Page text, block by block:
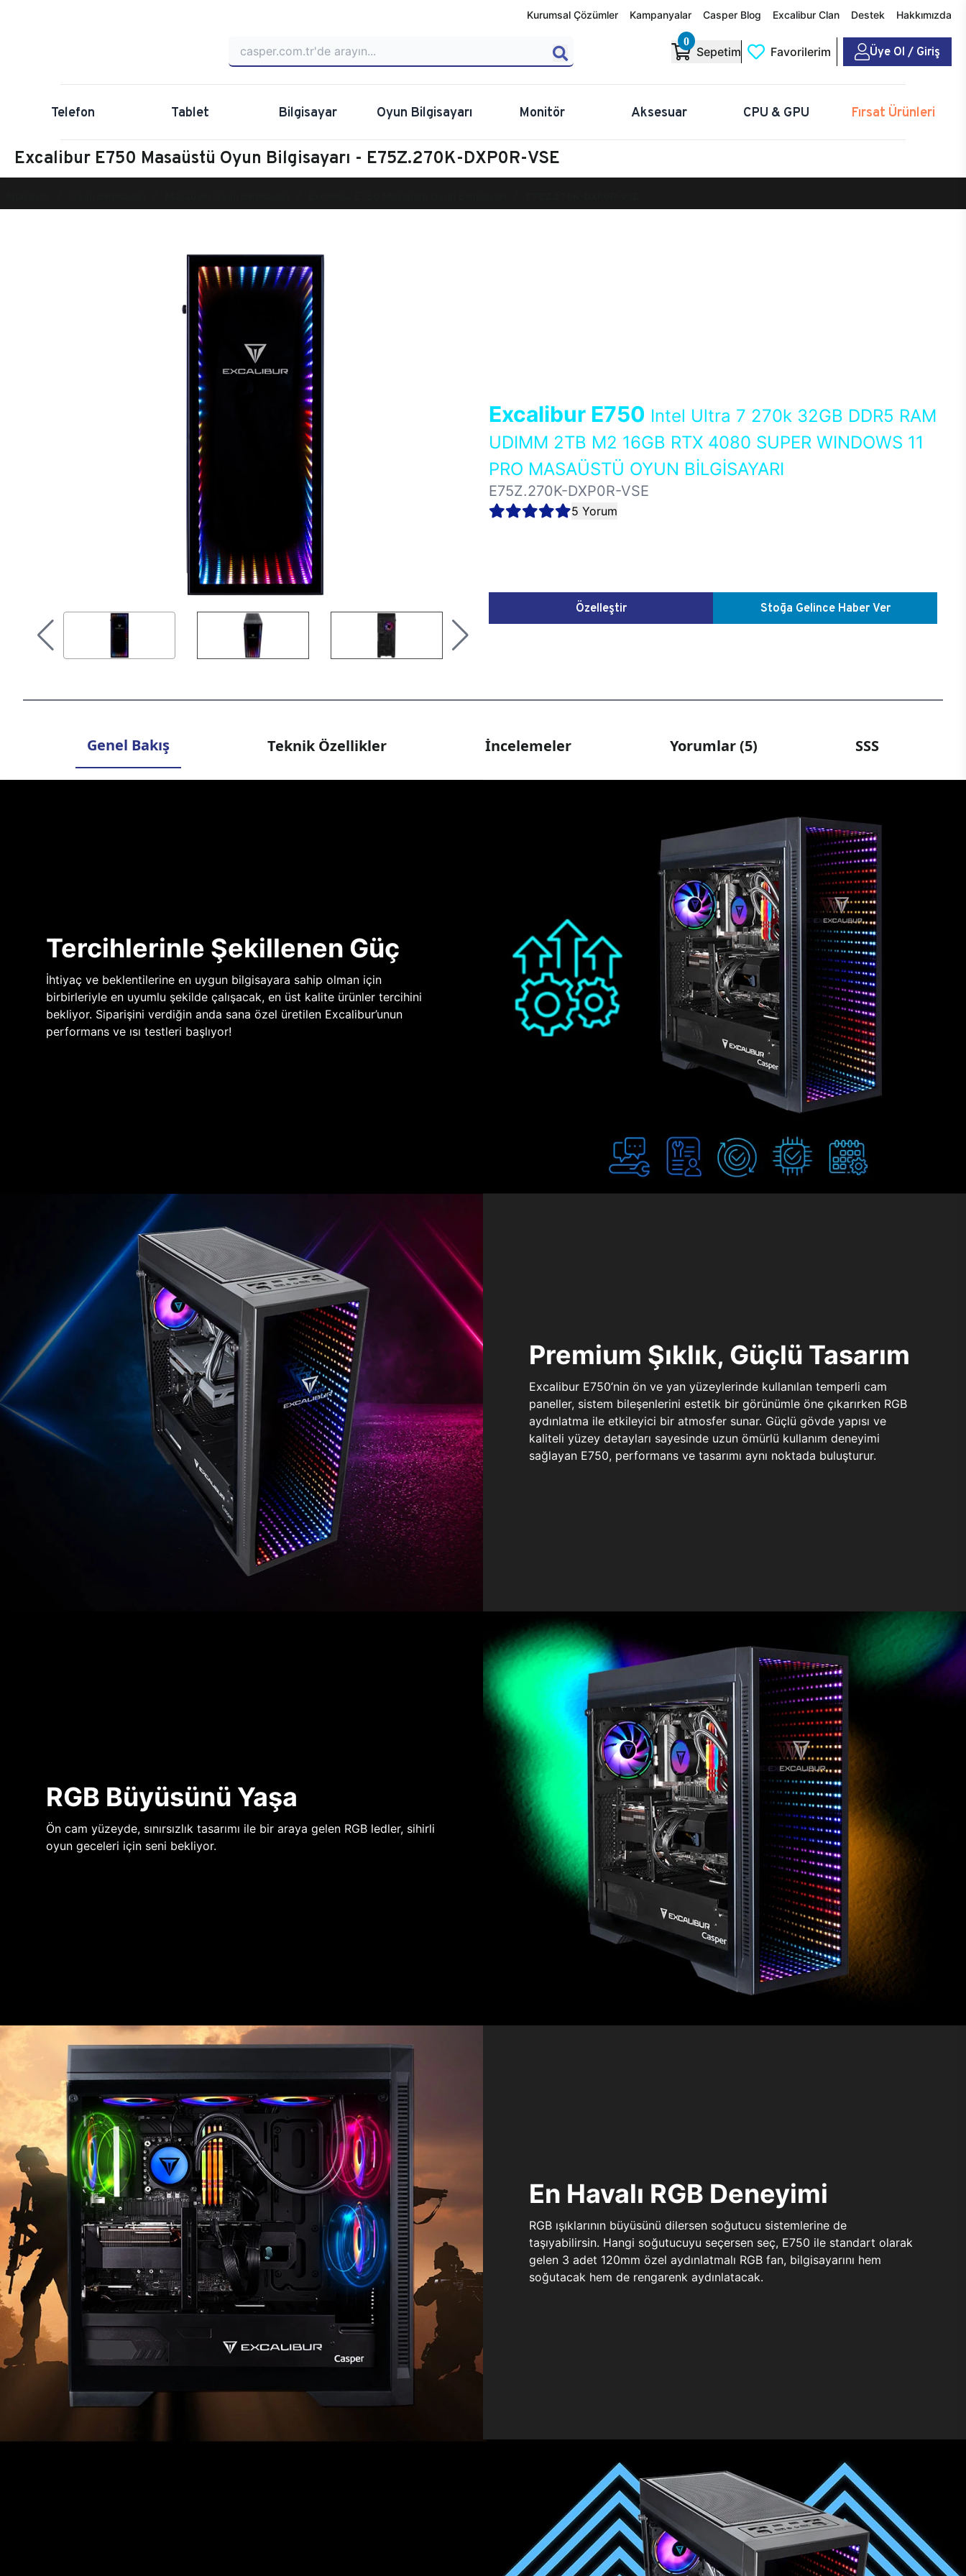
Kurumsal Çözümler Kampanyalar Casper Blog Excalibur Clan Destek Hakkımızda
0
Sepetim Favorilerim Üye Ol / Giriş
Telefon Tablet Bilgisayar Oyun Bilgisayarı Monitör Aksesuar CPU & GPU Fırsat Ürünleri
Excalibur E750 Masaüstü Oyun Bilgisayarı - E75Z.270K-DXP0R-VSE
Excalibur E750 Intel Ultra 7 270k 32GB DDR5 RAM
UDIMM 2TB M2 16GB RTX 4080 SUPER WINDOWS 11
PRO MASAÜSTÜ OYUN BİLGİSAYARI
E75Z.270K-DXP0R-VSE
5 Yorum
Özelleştir Stoğa Gelince Haber Ver
Genel Bakış Teknik Özellikler İncelemeler Yorumlar (5) SSS
Tercihlerinle Şekillenen Güç
İhtiyaç ve beklentilerine en uygun bilgisayara sahip olman için
birbirleriyle en uyumlu şekilde çalışacak, en üst kalite ürünler tercihini
bekliyor. Siparişini verdiğin anda sana özel üretilen Excalibur’unun
performans ve ısı testleri başlıyor!
Premium Şıklık, Güçlü Tasarım
Excalibur E750’nin ön ve yan yüzeylerinde kullanılan temperli cam
paneller, sistem bileşenlerini estetik bir görünümle öne çıkarırken RGB
aydınlatma ile etkileyici bir atmosfer sunar. Güçlü gövde yapısı ve
kaliteli yüzey detayları sayesinde uzun ömürlü kullanım deneyimi
sağlayan E750, performans ve tasarımı aynı noktada buluşturur.
RGB Büyüsünü Yaşa
Ön cam yüzeyde, sınırsızlık tasarımı ile bir araya gelen RGB ledler, sihirli
oyun geceleri için seni bekliyor.
En Havalı RGB Deneyimi
RGB ışıklarının büyüsünü dilersen soğutucu sistemlerine de
taşıyabilirsin. Hangi soğutucuyu seçersen seç, E750 ile standart olarak
gelen 3 adet 120mm özel aydınlatmalı RGB fan, bilgisayarını hem
soğutacak hem de rengarenk aydınlatacak.